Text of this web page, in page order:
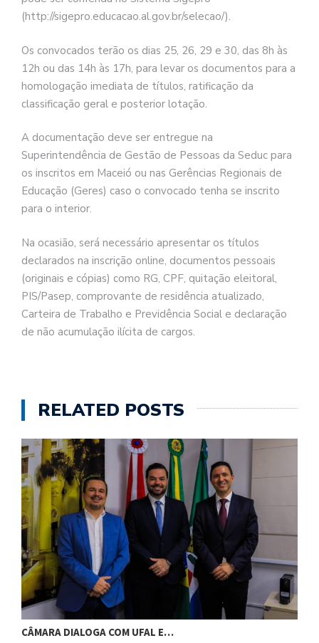
(http://sigepro.educacao.al.gov.br/selecao/).
Os convocados terão os dias 25, 26, 29 e 30, das 8h às
12h ou das 14h às 17h, para levar os documentos para a
homologação imediata de títulos, ratificação da
classificação geral e posterior lotação.
A documentação deve ser entregue na
Superintendência de Gestão de Pessoas da Seduc para
os inscritos em Maceió ou nas Gerências Regionais de
Educação (Geres) caso o convocado tenha se inscrito
para o interior.
Na ocasião, será necessário apresentar os títulos
declarados na inscrição online, documentos pessoais
(originais e cópias) como RG, CPF, quitação eleitoral,
PIS/Pasep, comprovante de residência atualizado,
Carteira de Trabalho e Previdência Social e declaração
de não acumulação ilícita de cargos.
RELATED POSTS
CÂMARA DIALOGA COM UFAL E…